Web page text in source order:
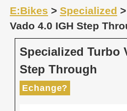
E:Bikes > Specialized >
Vado 4.0 IGH Step
Specialized Turbo
Step Through
Echange?